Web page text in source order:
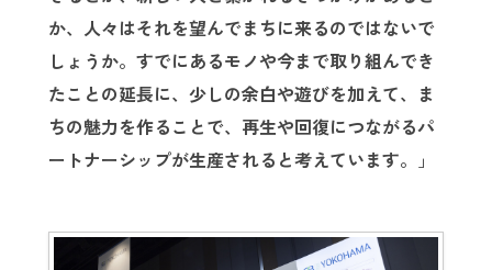
か、人々はそれを望んでまちに来るのではないで
しょうか。すでにあるモノや今まで取り組んでき
たことの延長に、少しの余白や遊びを加えて、ま
ちの魅力を作ることで、再生や回復につながるパ
ートナーシップが生産されると考えています。
」